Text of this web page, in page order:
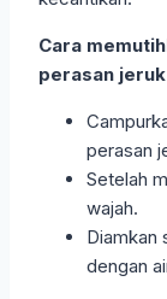
Cara
perasan jeruk
perasan
Setelah
wajah.
Diamkan
dengan